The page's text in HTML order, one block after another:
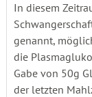
In diesem
genannt,
die
Gabe von 50g
der letzten